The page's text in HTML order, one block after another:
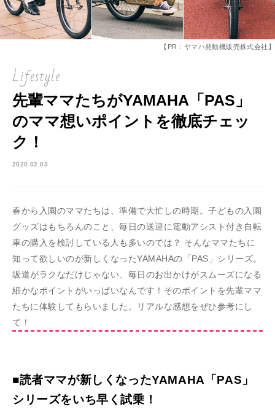
【PR：ヤマハ発動機販売株式会社】
Lifestyle
先輩ママたちがYAMAHA「PAS」
のママ想いポイントを徹底チェッ
ク！
2020.02.03
春から入園のママたちは、準備で大忙しの時期。子どもの入園
グッズはもちろんのこと、毎日の送迎に電動アシスト付き自転
車の購入を検討している人も多いのでは？ そんなママたちに
知って欲しいのが新しくなったYAMAHAの「PAS」シリーズ。
坂道がラクなだけじゃない、毎日のお出かけがスムーズになる
細かなポイントがいっぱいなんです！そのポイントを先輩ママ
たちに体験してもらいました。リアルな感想をぜひ参考にし
て！
■読者ママが新しくなったYAMAHA「PAS」
シリーズをいち早く試乗！